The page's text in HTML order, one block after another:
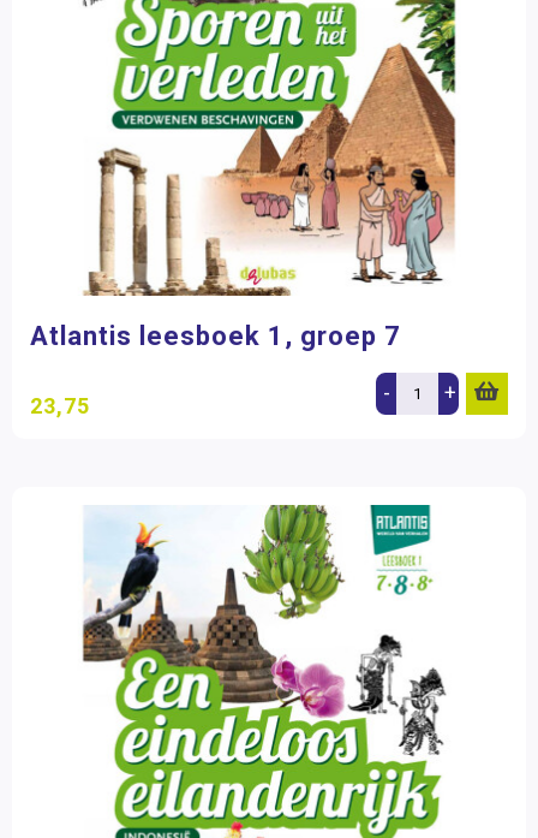
Atlantis leesboek 1, groep 7
23,75 - +